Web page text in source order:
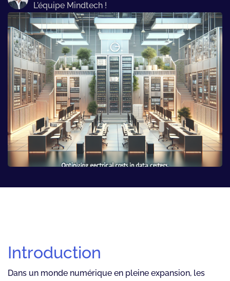
L'équipe Mindtech !
Introduction
Dans un monde numérique en pleine expansion, les